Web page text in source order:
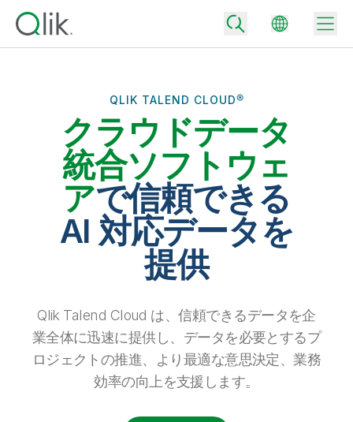
コミュニティ
カスタマーサポート
カスタマーポータル
初期トレーニング
製品関連
企業情報
採用情報
ニュースルーム
事業所 / 連絡先
Qlik
Qlik が選ばれる理由
データをビジネス成果へ
テクノロジーパートナーとの連携
Qlik のデータ統合とデータ分析の価値を最大化
データ統合
Back
データ統合とデータ品質の価格
適切なデータ統合プランで、信頼できるデータを迅速に提供し、よりスマー
トな意思決定を促進します。
データ分析の価格
適切なデータ分析プランで、より優れたインサイトを獲得し、ビジネス成果
の達成をサポートします。
イベント / Web セミナー
コミュニティ
QLIK TALEND CLOUD®
クラウドデータ
統合ソフトウェ
アで信頼できる
AI 対応データを
提供
Qlik Talend Cloud は、信頼できるデータを企
業全体に迅速に提供し、データを必要とするプ
ロジェクトの推進、より最適な意思決定、業務
効率の向上を支援します。